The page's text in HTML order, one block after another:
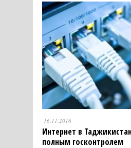
16.11.2016
Интернет в
полным госконтролем